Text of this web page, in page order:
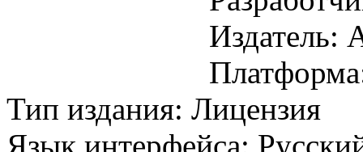
Издатель:
Тип издания: Лицензия